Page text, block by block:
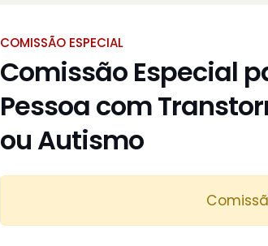
COMISSÃO ESPECIAL
Comissão Especial
Pessoa com
ou Autismo